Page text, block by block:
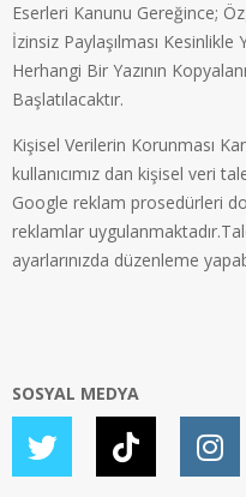
Eserleri Kanunu Gereğince;
İzinsiz Paylaşılması Kesinlikle
Herhangi Bir Yazının
Başlatılacaktır.
Kişisel Verilerin Korunması
kullanıcımız dan kişisel veri
Google reklam prosedürleri
reklamlar
ayarlarınızda düzenleme
SOSYAL MEDYA